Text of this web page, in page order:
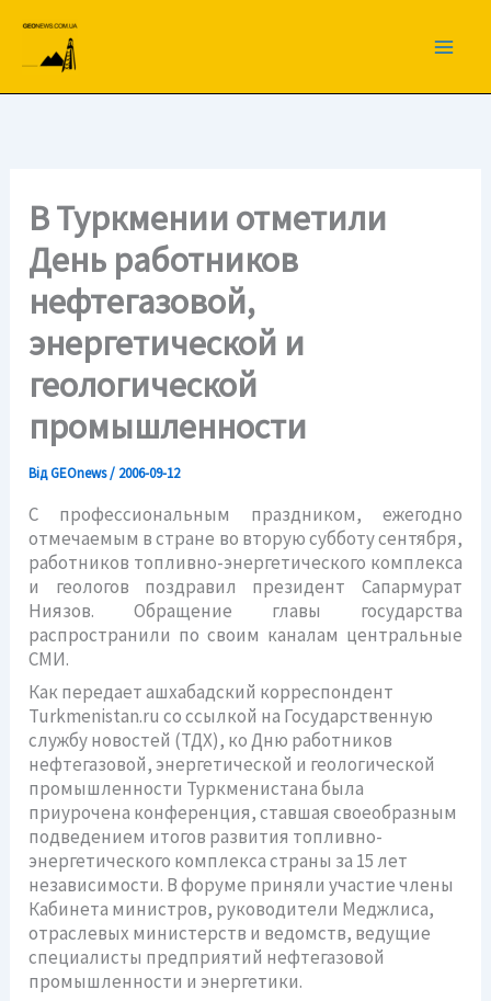
вмісту
В Туркмении отметили
День работников
нефтегазовой,
энергетической и
геологической
промышленности
ВідGEOnews/ 2006-09-12
С профессиональным праздником, ежегодно
отмечаемым в стране во вторую субботу сентября,
работников топливно-энергетического комплекса
и геологов поздравил президент Сапармурат
Ниязов. Обращение главы государства
распространили по своим каналам центральные
СМИ.
Как передает ашхабадский корреспондент
Turkmenistan.ru со ссылкой на Государственную
службу новостей (ТДХ), ко Дню работников
нефтегазовой, энергетической и геологической
промышленности Туркменистана была
приурочена конференция, ставшая своеобразным
подведением итогов развития топливно-
энергетического комплекса страны за 15 лет
независимости. В форуме приняли участие члены
Кабинета министров, руководители Меджлиса,
отраслевых министерств и ведомств, ведущие
специалисты предприятий нефтегазовой
промышленности и энергетики.